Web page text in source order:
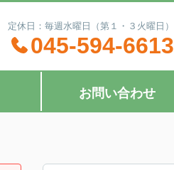
休日：毎週水曜日（第１・３火曜日）
045-594-6613
お問い合わせ